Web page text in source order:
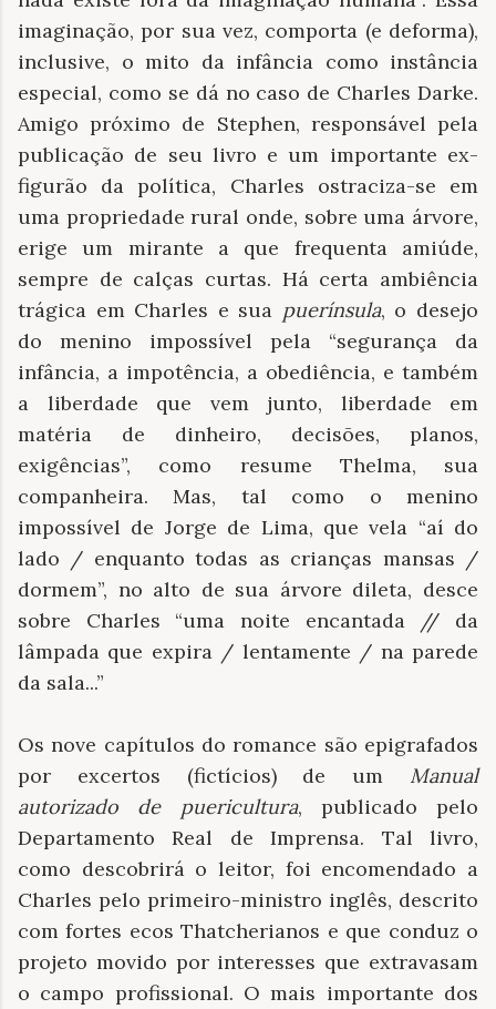
imaginação, por sua vez, comporta (e deforma),
inclusive, o mito da infância como instância
especial, como se dá no caso de Charles Darke.
Amigo próximo de Stephen, responsável pela
publicação de seu livro e um importante ex-
figurão da política, Charles ostraciza-se em
uma propriedade rural onde, sobre uma árvore,
erige um mirante a que frequenta amiúde,
sempre de calças curtas. Há certa ambiência
trágica em Charles e sua puerínsula, o desejo
do menino impossível pela “segurança da
infância, a impotência, a obediência, e também
a liberdade que vem junto, liberdade em
matéria de dinheiro, decisões, planos,
exigências”, como resume Thelma, sua
companheira. Mas, tal como o menino
impossível de Jorge de Lima, que vela “aí do
lado / enquanto todas as crianças mansas /
dormem”, no alto de sua árvore dileta, desce
sobre Charles “uma noite encantada // da
lâmpada que expira / lentamente / na parede
da sala...”
Os nove capítulos do romance são epigrafados
por excertos (fictícios) de um Manual
autorizado de puericultura, publicado pelo
Departamento Real de Imprensa. Tal livro,
como descobrirá o leitor, foi encomendado a
Charles pelo primeiro-ministro inglês, descrito
com fortes ecos Thatcherianos e que conduz o
projeto movido por interesses que extravasam
o campo profissional. O mais importante dos